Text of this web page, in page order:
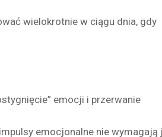
wielokrotnie w ciągu dnia, gdy
emocji i przerwanie
emocjonalne nie wymagają